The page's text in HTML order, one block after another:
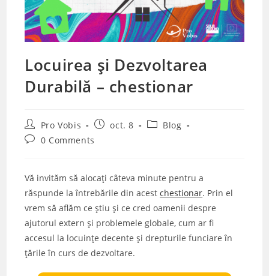
Locuirea și Dezvoltarea
Durabilă – chestionar
Post
author:
Pro Vobis
Postoct. 8
PostBlog
Post0 Comments
Vă invităm să alocați câteva minute pentru a
răspunde la întrebările din acestchestionar. Prin el
vrem să aflăm ce știu și ce cred oamenii despre
ajutorul extern și problemele globale, cum ar fi
accesul la locuințe decente și drepturile funciare în
țările în curs de dezvoltare.